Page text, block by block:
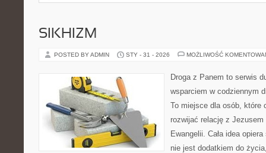
SIKHIZM
POSTED BY ADMIN STY - 31 - 2026 MOŻLIWOŚĆ
Droga z Panem to serwis
wsparciem w codziennym
To miejsce dla osób, które
rozwijać relację z
Ewangelii. Cała idea
nie jest dodatkiem do